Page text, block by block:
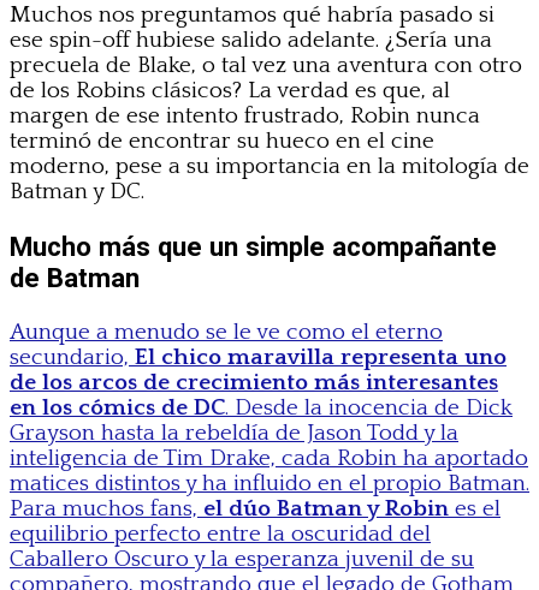
Muchos nos preguntamos qué habría pasado si
ese spin-off hubiese salido adelante. ¿Sería una
precuela de Blake, o tal vez una aventura con otro
de los Robins clásicos? La verdad es que, al
margen de ese intento frustrado, Robin nunca
terminó de encontrar su hueco en el cine
moderno, pese a su importancia en la mitología de
Batman y DC.
Mucho más que un simple acompañante
de Batman
Aunque a menudo se le ve como el eterno
secundario, El chico maravilla representa uno
de los arcos de crecimiento más interesantes
en los cómics de DC. Desde la inocencia de Dick
Grayson hasta la rebeldía de Jason Todd y la
inteligencia de Tim Drake, cada Robin ha aportado
matices distintos y ha influido en el propio Batman.
Para muchos fans, el dúo Batman y Robin es el
equilibrio perfecto entre la oscuridad del
Caballero Oscuro y la esperanza juvenil de su
compañero, mostrando que el legado de Gotham